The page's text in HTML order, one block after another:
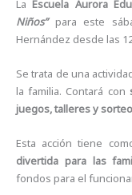
LaEscuela Aurora
Niños”para este
Hernández desde las
Se trata de una
la familia. Contará con
juegos, talleres y
Esta acción tiene
divertida para las
fondos para el